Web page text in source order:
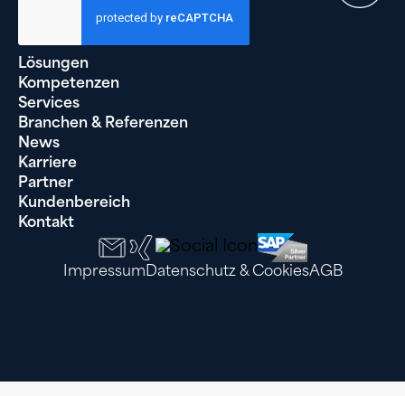
Lösungen
Kompetenzen
Services
Branchen & Referenzen
News
Karriere
Partner
Kundenbereich
Kontakt
ImpressumDatenschutz & CookiesAGB